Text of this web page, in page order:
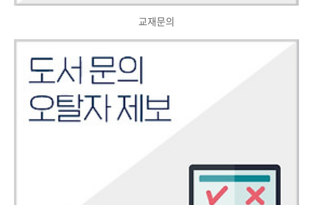
교재문의